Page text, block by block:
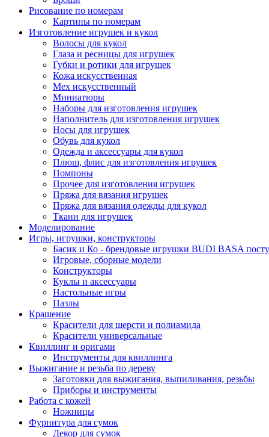
Рисование по номерам
Картины по номерам
Изготовление игрушек и кукол
Волосы для кукол
Глаза и ресницы для игрушек
Губки и ротики для игрушек
Кожа искусственная
Мех искусственный
Миниатюры
Наборы для изготовления игрушек
Наполнитель для изготовления игрушек
Носы для игрушек
Обувь для кукол
Одежда и аксессуары для кукол
Плюш, флис для изготовления игрушек
Помпоны
Прочее для изготовления игрушек
Пряжа для вязания игрушек
Пряжа для вязания одежды для кукол
Ткани для игрушек
Моделирование
Игры, игрушки, конструкторы
Басик и Ко - брендовые игрушки BUDI BASA
Игровые, сборные модели
Конструкторы
Куклы и аксессуары
Настольные игры
Пазлы
Крашение
Красители для шерсти и полиамида
Красители универсальные
Квиллинг и оригами
Инструменты для квиллинга
Выжигание и резьба по дереву
Заготовки для выжигания, выпиливания, резьбы
Приборы и инструменты
Работа с кожей
Ножницы
Фурнитура для сумок
Декор для сумок